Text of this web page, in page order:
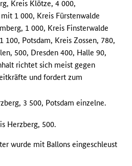
Kreis Klötze, 4 000,
1 000, Kreis Fürstenwalde
1 000, Kreis Finsterwalde
100, Potsdam, Kreis Zossen, 780,
500, Dresden 400, Halle 90,
richtet sich meist gegen
und fordert zum
3 500, Potsdam einzelne.
Herzberg, 500.
wurde mit Ballons eingeschleust